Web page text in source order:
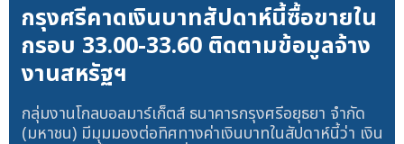
กรุงศรีคาดเงินบาทสัปดาห์นี้ซื้อขายใน
กรอบ 33.00-33.60 ติดตามข้อมูลจ้าง
งานสหรัฐฯ
กลุ่มงานโกลบอลมาร์เก็ตส์ ธนาคารกรุงศรีอยุธยา จำกัด
(มหาชน) มีมุมมองต่อทิศทางค่าเงินบาทในสัปดาห์นี้ว่า เงิน